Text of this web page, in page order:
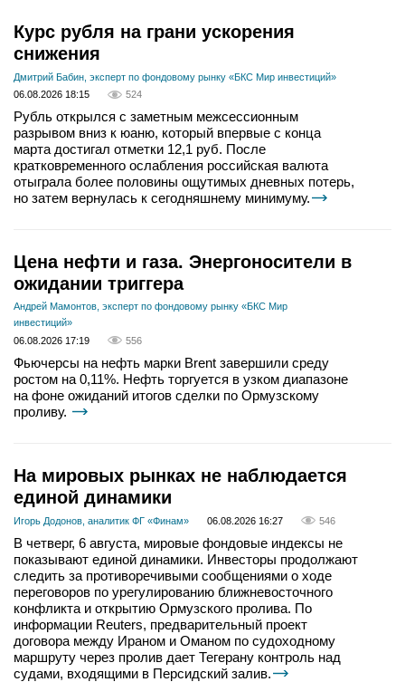
Курс рубля на грани ускорения
снижения
Дмитрий Бабин, эксперт по фондовому рынку «БКС Мир инвестиций»
06.08.2026 18:15
524
Рубль открылся с заметным межсессионным
разрывом вниз к юаню, который впервые с конца
марта достигал отметки 12,1 руб. После
кратковременного ослабления российская валюта
отыграла более половины ощутимых дневных потерь,
но затем вернулась к сегодняшнему минимуму.
Цена нефти и газа. Энергоносители в
ожидании триггера
Андрей Мамонтов, эксперт по фондовому рынку «БКС Мир
инвестиций»
06.08.2026 17:19
556
Фьючерсы на нефть марки Brent завершили среду
ростом на 0,11%. Нефть торгуется в узком диапазоне
на фоне ожиданий итогов сделки по Ормузскому
проливу.
На мировых рынках не наблюдается
единой динамики
Игорь Додонов, аналитик ФГ «Финам» 06.08.2026 16:27 546
В четверг, 6 августа, мировые фондовые индексы не
показывают единой динамики. Инвесторы продолжают
следить за противоречивыми сообщениями о ходе
переговоров по урегулированию ближневосточного
конфликта и открытию Ормузского пролива. По
информации Reuters, предварительный проект
договора между Ираном и Оманом по судоходному
маршруту через пролив дает Тегерану контроль над
судами, входящими в Персидский залив.